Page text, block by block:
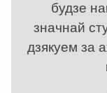
будзе
значнай
дзякуем за